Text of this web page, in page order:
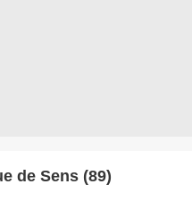
de Sens (89)